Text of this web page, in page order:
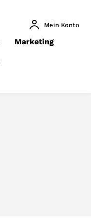
Mein Konto
Marketing